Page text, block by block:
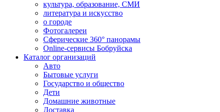
культура, образование, СМИ
литература и искусство
о городе
Фотогалереи
Сферические 360° панорамы
Online-сервисы Бобруйска
Каталог организаций
Авто
Бытовые услуги
Государство и общество
Дети
Домашние животные
Доставка